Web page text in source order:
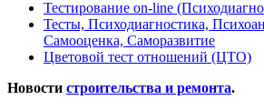
Тестирование on-line
Тесты, Психодиагностика,
Самооценка, Саморазвитие
Цветовой тест отношений (ЦТО)
Новости строительства и ремонта.